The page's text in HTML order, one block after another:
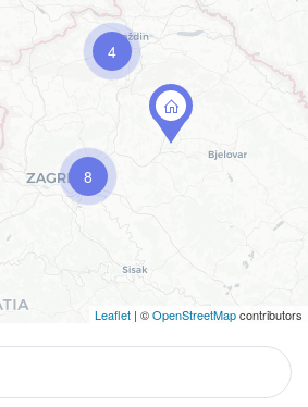
8
4
Leaflet | ©OpenStreetMapcontributors